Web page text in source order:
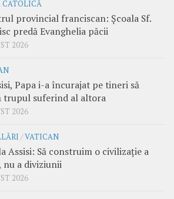
CATOLICĂ
provincial franciscan: Școala Sf.
predă Evanghelia păcii
2026
Papa i-a încurajat pe tineri să
trupul suferind al altora
2026
/VATICAN
Assisi: Să construim o civilizație a
nu a diviziunii
2026